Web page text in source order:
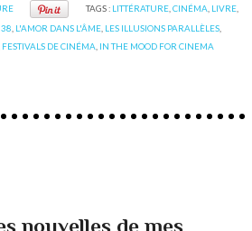
TAGS : LITTÉRATURE, CINÉMA LIVRE,
38, L'AMOR DANS L'ÂME, LES ILLUSIONS PARALLÈLES,
FESTIVALS DE CINÉMA, IN THE MOOD FOR CINEMA
nouvelles de mes